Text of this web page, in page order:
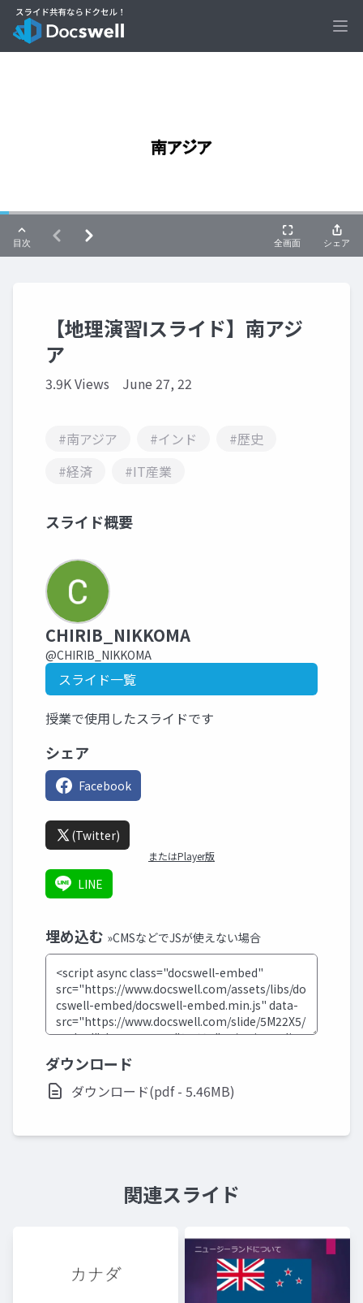
【地理演習Ⅰスライド】南アジ
ア
3.9K Views June 27, 22
#南アジア #インド
#歴史
#経済
#IT産業
スライド概要
CHIRIB_NIKKOMA
@CHIRIB_NIKKOMA
スライド一覧
授業で使用したスライドです
シェア
Facebook
(Twitter)
またはPlayer版
LINE
埋め込む »CMSなどでJSが使えない場合
ダウンロード
ダウンロード(pdf - 5.46MB)
関連スライド